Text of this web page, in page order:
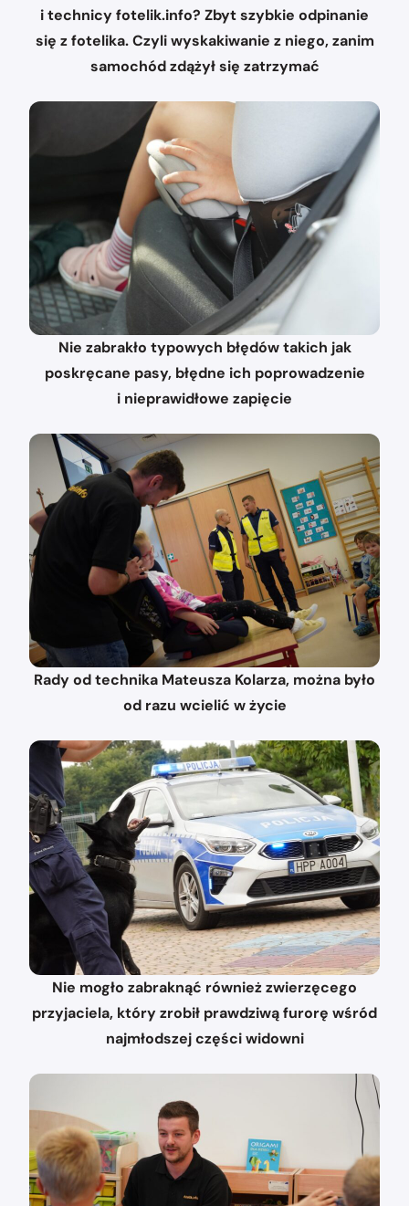
i technicy fotelik.info? Zbyt szybkie odpinanie
się z fotelika. Czyli wyskakiwanie z niego, zanim
samochód zdążył się zatrzymać
Nie zabrakło typowych błędów takich jak
poskręcane pasy, błędne ich poprowadzenie
i nieprawidłowe zapięcie
Rady od technika Mateusza Kolarza, można było
od razu wcielić w życie
Nie mogło zabraknąć również zwierzęcego
przyjaciela, który zrobił prawdziwą furorę wśród
najmłodszej części widowni